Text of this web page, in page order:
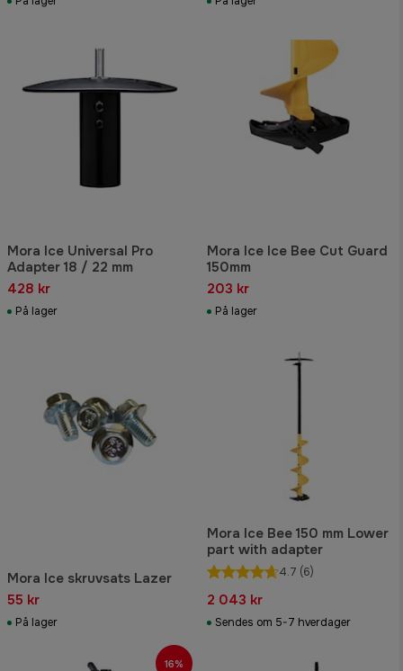
Mora Ice Universal Pro
Adapter 18 / 22 mm
428 kr
På lager
Mora Ice Ice Bee Cut Guard
150mm
203 kr
På lager
Mora Ice skruvsats Lazer
55 kr
På lager
Mora Ice Bee 150 mm Lower
part with adapter
4.7 (6)
2 043 kr
Sendes om 5-7 hverdager
16%